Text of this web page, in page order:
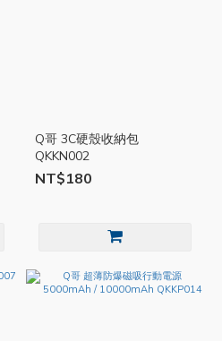
Q哥 3C硬殼收納包
QKKN002
NT$180